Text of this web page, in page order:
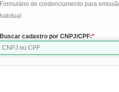
Formulário de credenciamento para
habitual
Buscar cadastro por CNPJ/CPF: